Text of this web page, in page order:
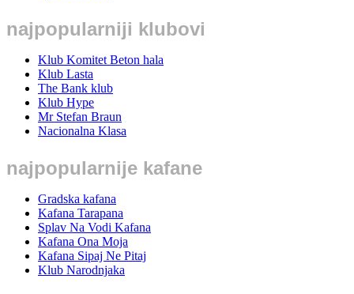
najpopularniji klubovi
Klub Komitet Beton hala
Klub Lasta
The Bank klub
Klub Hype
Mr Stefan Braun
Nacionalna Klasa
najpopularnije kafane
Gradska kafana
Kafana Tarapana
Splav Na Vodi Kafana
Kafana Ona Moja
Kafana Sipaj Ne Pitaj
Klub Narodnjaka